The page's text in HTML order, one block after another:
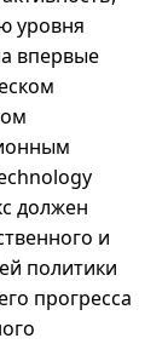
уровня
впервые
должен
и
политики
прогресса